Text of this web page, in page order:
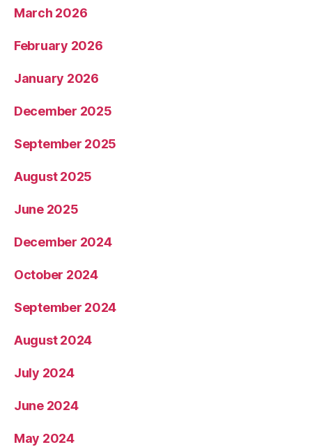
March 2026
February 2026
January 2026
December 2025
September 2025
August 2025
June 2025
December 2024
October 2024
September 2024
August 2024
July 2024
June 2024
May 2024